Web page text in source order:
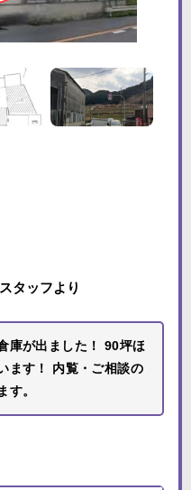
タッフより
庫が出ました！ 90坪ほ
ます！ 内覧・ご相談の
す。